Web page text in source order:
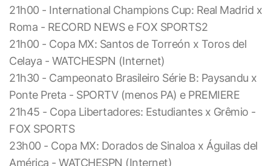
21h00 - International Champions Cup: Real Madrid x
Roma - RECORD NEWS e FOX SPORTS2
21h00 - Copa MX: Santos de Torreón x Toros del
Celaya - WATCHESPN (Internet)
21h30 - Campeonato Brasileiro Série B: Paysandu x
Ponte Preta - SPORTV (menos PA) e PREMIERE
21h45 - Copa Libertadores: Estudiantes x Grêmio -
FOX SPORTS
23h00 - Copa MX: Dorados de Sinaloa x Águilas del
América - WATCHESPN (Internet)